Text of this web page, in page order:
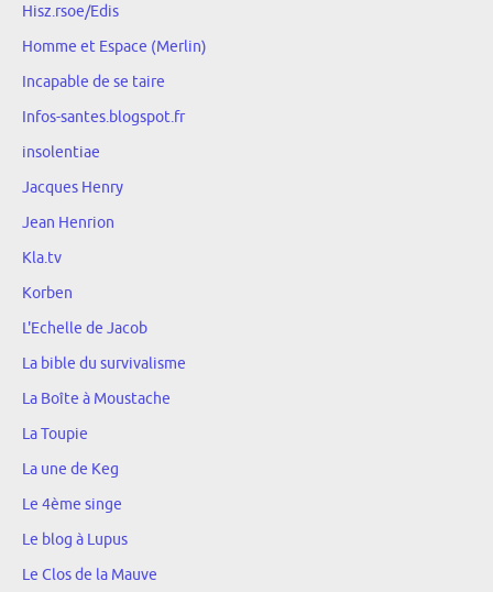
Hisz.rsoe/Edis
Homme et Espace (Merlin)
Incapable de se taire
Infos-santes.blogspot.fr
insolentiae
Jacques Henry
Jean Henrion
Kla.tv
Korben
L'Echelle de Jacob
La bible du survivalisme
La Boîte à Moustache
La Toupie
La une de Keg
Le 4ème singe
Le blog à Lupus
Le Clos de la Mauve